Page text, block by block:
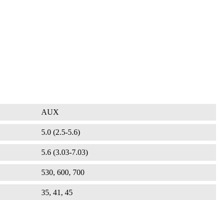
AUX
5.0 (2.5-5.6)
5.6 (3.03-7.03)
530, 600, 700
35, 41, 45